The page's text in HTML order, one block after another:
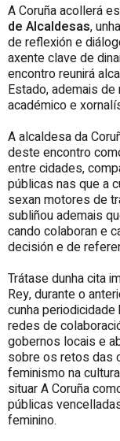
A Coruña acollerá
de Alcaldesas,
de reflexión e
axente clave de
encontro reunirá
Estado, ademais
académico e
A alcaldesa da
deste encontro
entre cidades,
públicas nas que a
sexan motores de
subliñou ademais
cando colaboran e
decisión e de
Trátase dunha cita
Rey, durante o
cunha
redes de
gobernos locais e
sobre os retos das
feminismo na
situar A Coruña
públicas
feminino.